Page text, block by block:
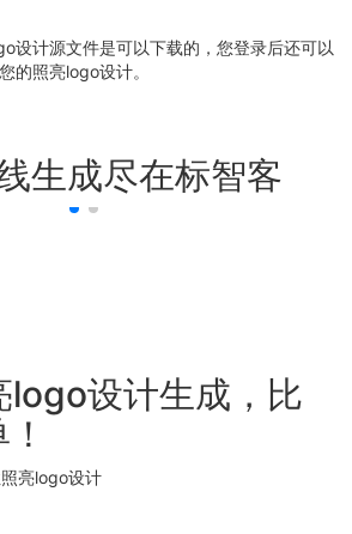
设计源文件是可以下载的，您登录后还可以
的照亮logo设计。
生成尽在标智客
logo设计生成，比
亮logo设计